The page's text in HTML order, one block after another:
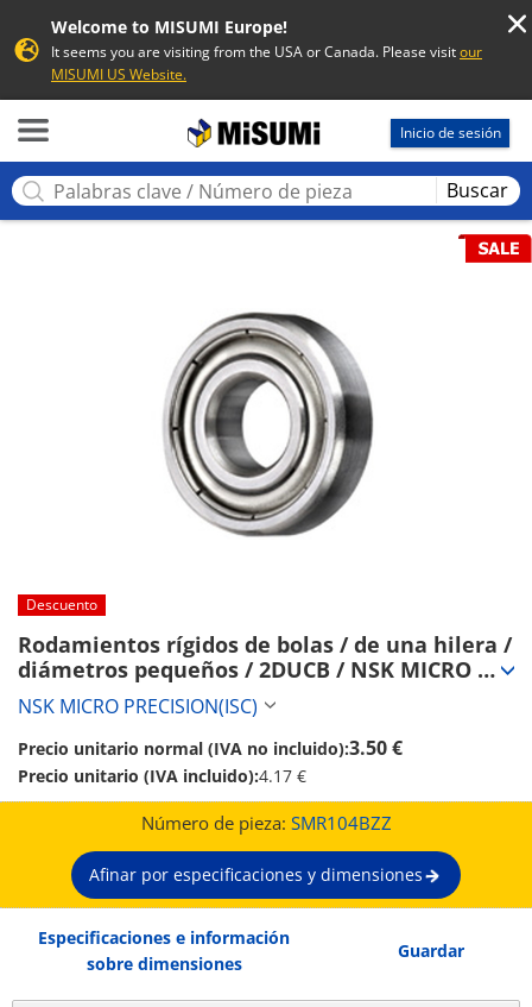
Welcome to MISUMI Europe!
It seems you are visiting from the USA or Canada. Please visitour
MISUMI US Website.
Inicio de sesión
Buscar
Descuento
Rodamientos rígidos de bolas / de una hilera /
diámetros pequeños / 2DUCB / NSK MICRO
PRECISION(ISC) (SMR104BZZ)
NSK MICRO PRECISION(ISC)
Precio unitario normal (IVA no incluido):3.50 €
Precio unitario (IVA incluido):4.17 €
Número de pieza: SMR104BZZ
Afinar por especificaciones y dimensiones
Especificaciones e información
sobre dimensiones
Guardar